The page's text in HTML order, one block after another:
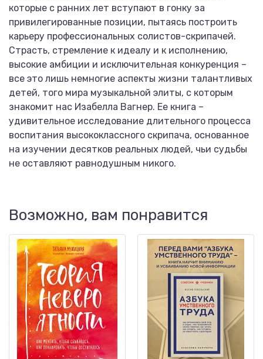
которые с ранних лет вступают в гонку за
привилегированные позиции, пытаясь построить
карьеру профессиональных солистов-скрипачей.
Страсть, стремление к идеалу и к исполнению,
высокие амбиции и исключительная конкуренция –
все это лишь немногие аспекты жизни талантливых
детей, того мира музыкальной элиты, с которым
знакомит нас Изабелла Вагнер. Ее книга –
удивительное исследование длительного процесса
воспитания высококлассного скрипача, основанное
на изучении десятков реальных людей, чьи судьбы
не оставляют равнодушным никого.
Возможно, вам понравится